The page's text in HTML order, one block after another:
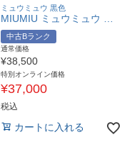
ミュウミュウ 黒色
MIUMIU ミュウミュウ キルティング カバン 2WAY ショルダーバッグ ハンドバッグ PVC ユニセックス ブラック 【中古】
中古Bランク
通常価格
¥38,500
特別オンライン価格
¥37,000
税込
カートに入れる